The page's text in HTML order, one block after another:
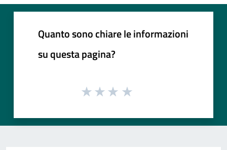
Quanto sono chiare le informazioni
su questa pagina?